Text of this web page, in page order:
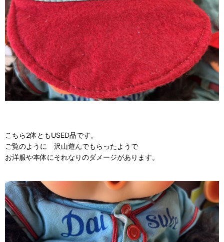
こちら2体ともUSED品です。
ご覧のように 沢山遊んでもらったようで
お洋服や本体にそれなりのダメージがあります。